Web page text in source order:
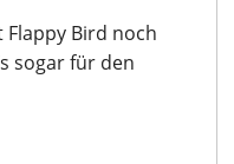
Bird noch
sogar für den